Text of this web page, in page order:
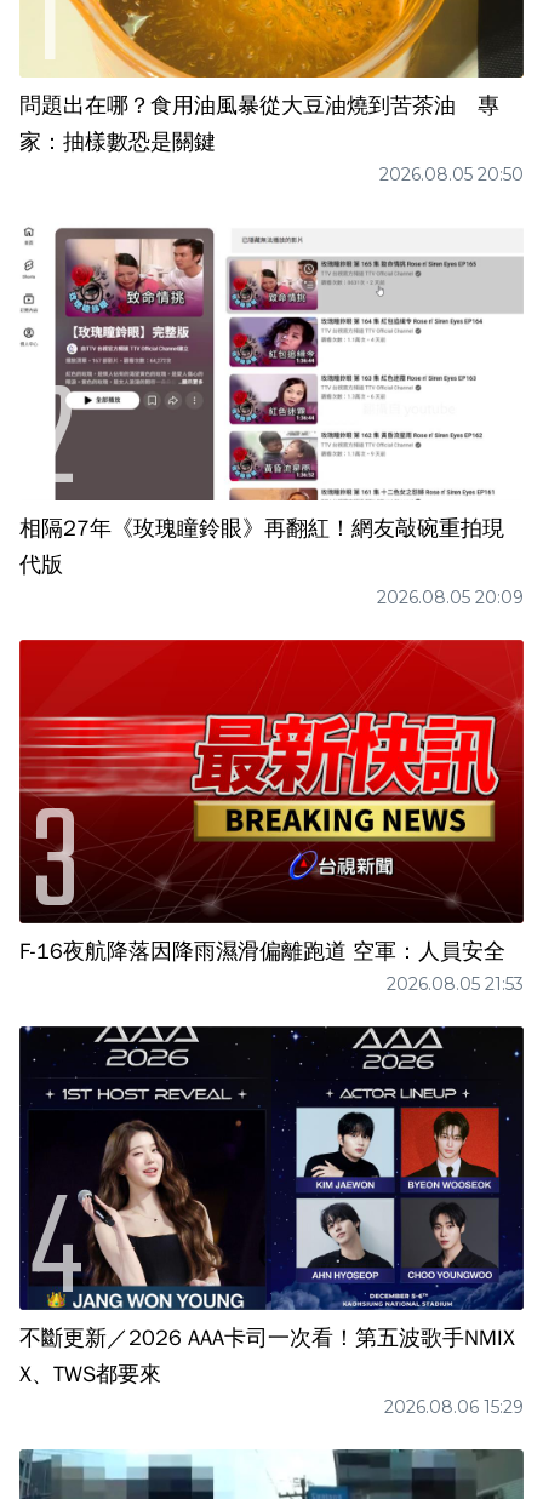
問題出在哪？食用油風暴從大豆油燒到苦茶油 專
家：抽樣數恐是關鍵
2026.08.05 20:50
相隔27年《玫瑰瞳鈴眼》再翻紅！網友敲碗重拍現
代版
2026.08.05 20:09
F-16夜航降落因降雨濕滑偏離跑道 空軍：人員安全
2026.08.05 21:53
不斷更新／2026 AAA卡司一次看！第五波歌手NMIX
X、TWS都要來
2026.08.06 15:29